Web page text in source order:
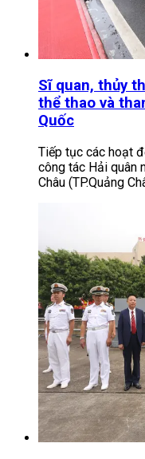
Sĩ quan, thủy
thể thao và
Quốc
Tiếp tục các hoạt
công tác Hải quân
Châu (TP.Quảng